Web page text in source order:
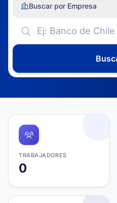
Buscar por Empresa
TRABAJADORES
0